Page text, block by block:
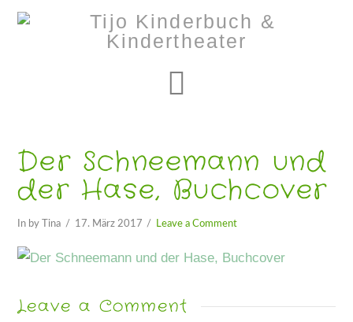
Der Schneemann und
der Hase, Buchcover
In by Tina 17. März 2017 Leave a Comment
Leave a Comment